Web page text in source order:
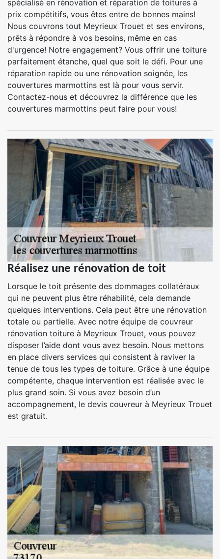
spécialisé en rénovation et réparation de toitures à
prix compétitifs, vous êtes entre de bonnes mains!
Nous couvrons tout Meyrieux Trouet et ses environs,
prêts à répondre à vos besoins, même en cas
d'urgence! Notre engagement? Vous offrir une toiture
parfaitement étanche, quel que soit le défi. Pour une
réparation rapide ou une rénovation soignée, les
couvertures marmottins est là pour vous servir.
Contactez-nous et découvrez la différence que les
couvertures marmottins peut faire pour vous!
Réalisez une rénovation de toit
Lorsque le toit présente des dommages collatéraux
qui ne peuvent plus être réhabilité, cela demande
quelques interventions. Cela peut être une rénovation
totale ou partielle. Avec notre équipe de couvreur
rénovation toiture à Meyrieux Trouet, vous pouvez
disposer l’aide dont vous avez besoin. Nous mettons
en place divers services qui consistent à raviver la
tenue de tous les types de toiture. Grâce à une équipe
compétente, chaque intervention est réalisée avec le
plus grand soin. Si vous avez besoin d’un
accompagnement, le devis couvreur à Meyrieux Trouet
est gratuit.